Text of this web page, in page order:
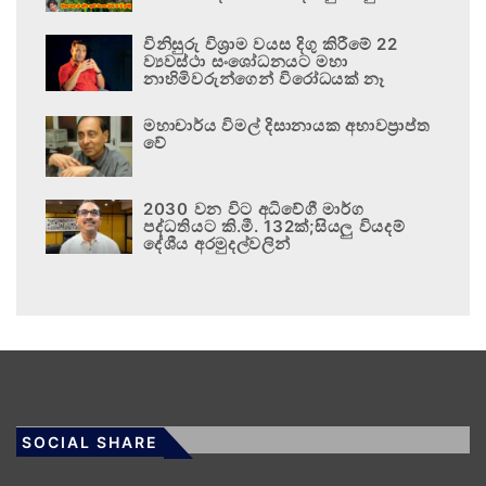
විනිසුරු විශ්‍රාම වයස දිගු කිරීමේ 22
ව්‍යවස්ථා සංශෝධනයට මහා
නාහිමිවරුන්ගෙන් විරෝධයක් නෑ
මහාචාර්ය විමල් දිසානායක අභාවප්‍රාප්ත
වේ
2030 වන විට අධිවේගී මාර්ග
පද්ධතියට කි.මී. 132ක්;සියලු වියදම්
දේශීය අරමුදල්වලින්
SOCIAL SHARE